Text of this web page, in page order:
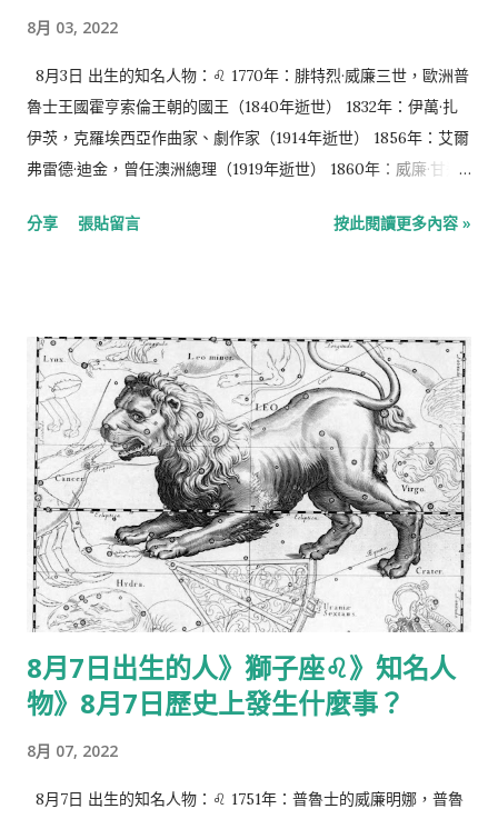
8月 03, 2022
8月3日 出生的知名人物：♌️ 1770年：腓特烈·威廉三世，歐洲普
魯士王國霍亨索倫王朝的國王（1840年逝世） 1832年：伊萬·扎
伊茨，克羅埃西亞作曲家、劇作家（1914年逝世） 1856年：艾爾
弗雷德·迪金，曾任澳洲總理（1919年逝世） 1860年：威廉·甘迺
任英國首相（1947年逝世） 1872年：哈康七世，挪威國王（1957
（2007年逝世） 1940年：馬丁·辛，演員，《白宮群英》 1941
年：瑪莎·司徒華，家政學家 1946年：傑克·司特勞，英國政治家
許冠英，香港演員（2011年逝世） 1948年：讓-皮埃爾·拉法蘭，
法國政治家，總理 1948年：翁啟惠，台灣科學家 1964年：艾比
希，泰國政治家 1973年：蒙嘉慧，香港女演員 1975年：伊藤英
明，日本演員 葉月繪理乃，日本動畫聲優 1977年：湯姆·布雷
迪，美國美式足球運動員 1978年：余進德，台灣棒球選手 蔡淳
佳，新加坡女歌手 羅若安，香港前女新聞主播 1979年：Suara，
日本歌手 伊萬傑琳·莉莉，加拿大演員 [3] 1982年：張育保，台灣
棒球選手 周嘉儀，香港前女新聞主播 1984年：邁爾·傑德奈克，
澳大利亞職業足球員 1985年：朱紫嬈，香港歌手 1986年：夏洛
特·卡西拉奇，摩納哥社交名流 1987年：金亨俊，韓國藝人 1989
本藝人 1992年：卡莉·克勞斯，美國模特兒 1993年：熊井友理
奈，日本藝人 梁麗幗，香港社會活動人士 1997年：侯明昊，中
分享 張貼留言 按此閱讀更多內容 »
8月7日出生的人》獅子座♌️》知名人
物》8月7日歷史上發生什麼事？
8月 07, 2022
8月7日 出生的知名人物：♌️ 1751年：普魯士的威廉明娜，普魯